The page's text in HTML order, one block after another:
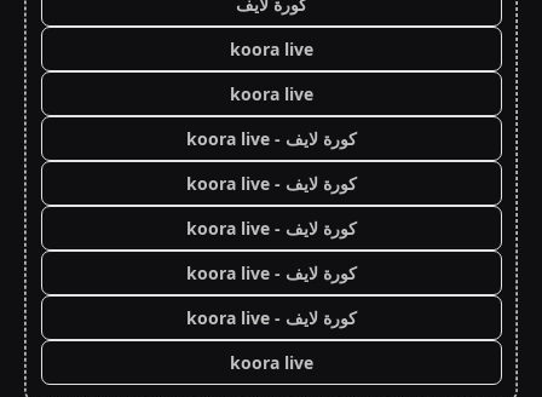
كورة لايف
koora live
koora live
كورة لايف - koora live
كورة لايف - koora live
كورة لايف - koora live
كورة لايف - koora live
كورة لايف - koora live
koora live